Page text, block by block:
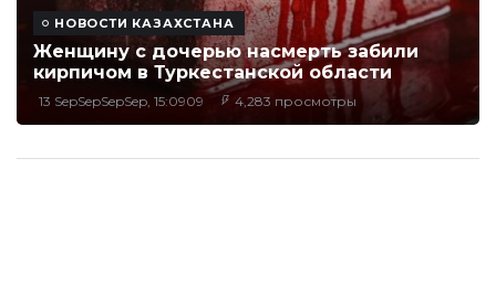
НОВОСТИ КАЗАХСТАНА
Женщину с дочерью насмерть забили
кирпичом в Туркестанской области
13 SepSepSepSep, 15:0909 4,283 просмотры